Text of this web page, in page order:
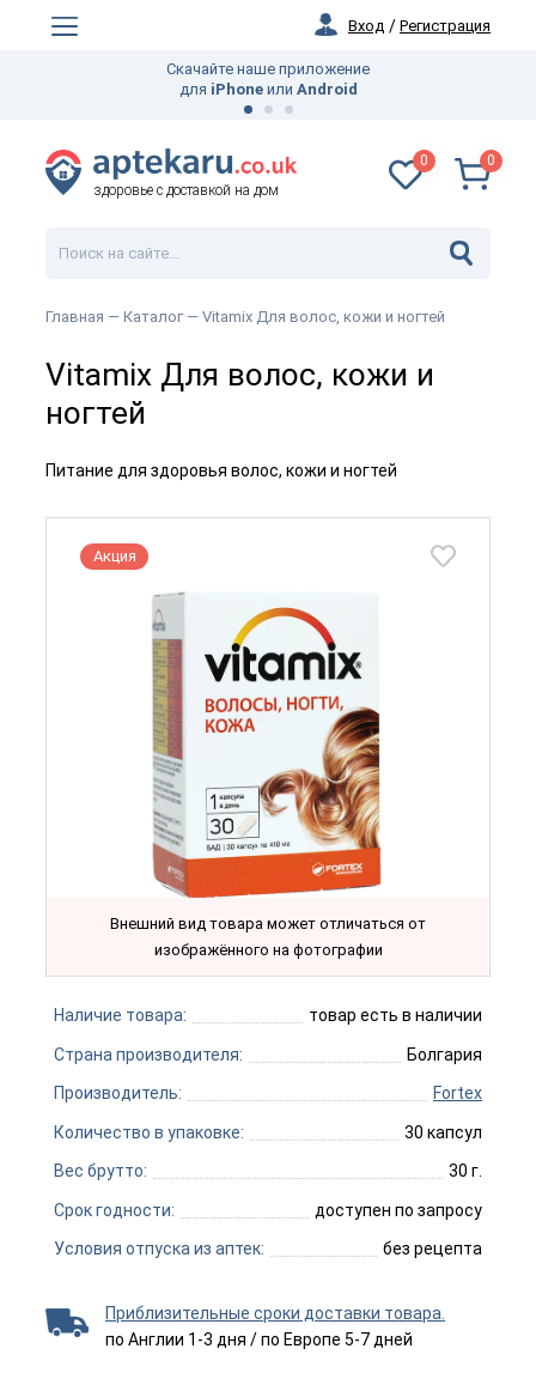
Вход / Регистрация
Скачайте наше приложение
для iPhone или Android
здоровье с доставкой на дом
0 0
Главная — Каталог — Vitamix Для волос, кожи и ногтей
Vitamix Для волос, кожи и
ногтей
Питание для здоровья волос, кожи и ногтей
Акция
Внешний вид товара может отличаться от
изображённого на фотографии
Наличие товара: товар есть в наличии
Страна производителя: Болгария
Производитель: Fortex
Количество в упаковке: 30 капсул
Вес брутто: 30 г.
Срок годности: доступен по запросу
Условия отпуска из аптек: без рецепта
Приблизительные сроки доставки товара.
по Англии 1-3 дня / по Европе 5-7 дней